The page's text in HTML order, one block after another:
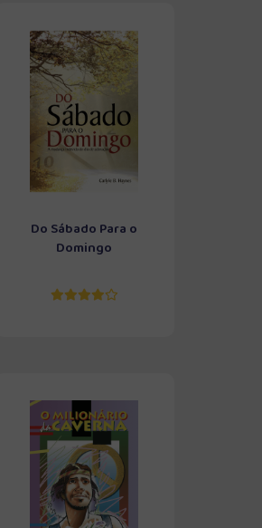
Do Sábado Para o
Domingo